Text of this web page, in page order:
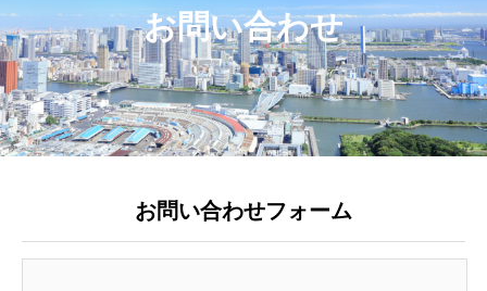
お問い合わせ
お問い合わせフォーム